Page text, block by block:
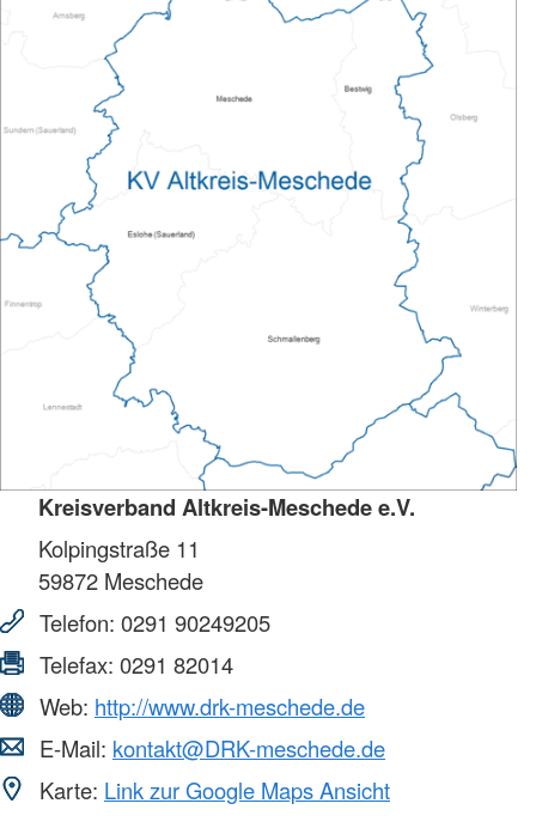
Kreisverband Altkreis-Meschede e.V.
Kolpingstraße 11
59872 Meschede
Telefon: 0291 90249205
Telefax: 0291 82014
Web: http://www.drk-meschede.de
E-Mail: kontakt@DRK-meschede.de
Karte: Link zur Google Maps Ansicht